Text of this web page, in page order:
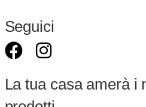
Seguici
La tua casa amerà i